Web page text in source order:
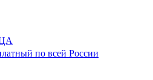
по всей России